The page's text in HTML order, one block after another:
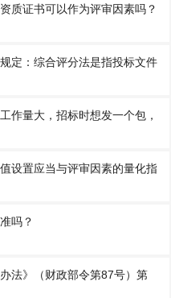
质证书可以作为评审因素吗？
定：综合评分法是指投标文件
作量大，招标时想发一个包，
设置应当与评审因素的量化指
吗？
法》（财政部令第87号）第